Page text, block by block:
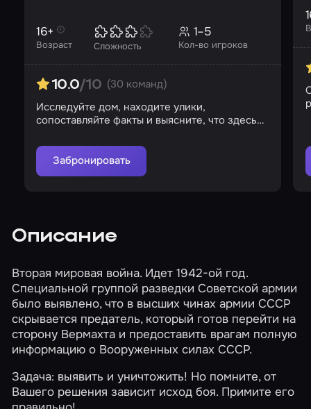
Возраст
16+
Сложность Кол-во игроков
1–5
10.0/10 (30 команд)
Исследуйте дом, находите улики,
сопоставляйте факты и выясните, что здесь
Забронировать
Описание
Вторая мировая война. Идет 1942-ой год.
Специальной группой разведки Советской армии
было выявлено, что в высших чинах армии СССР
скрывается предатель, который готов перейти на
сторону Вермахта и предоставить врагам полную
информацию о Вооруженных силах СССР.
Задача: выявить и уничтожить! Но помните, от
Вашего решения зависит исход боя. Примите его